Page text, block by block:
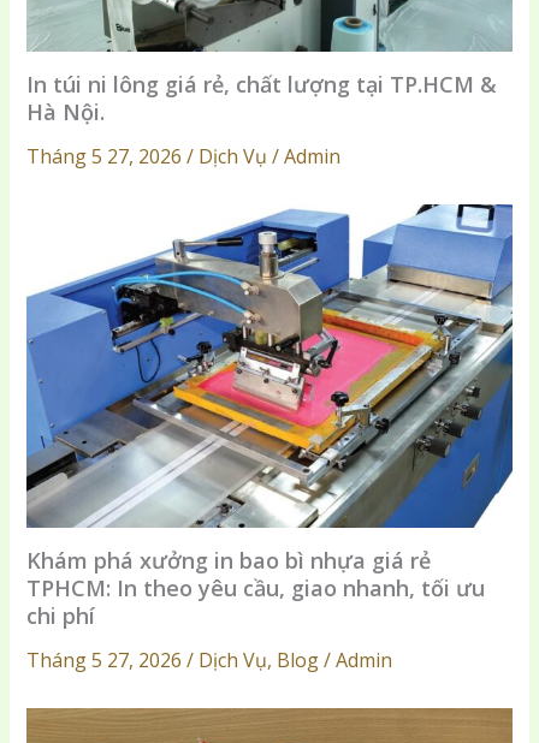
In túi ni lông giá rẻ, chất lượng tại TP.HCM &
Hà Nội.
Tháng 5 27, 2026 / Dịch Vụ / Admin
Khám phá xưởng in bao bì nhựa giá rẻ
TPHCM: In theo yêu cầu, giao nhanh, tối ưu
chi phí
Tháng 5 27, 2026 / Dịch Vụ, Blog / Admin